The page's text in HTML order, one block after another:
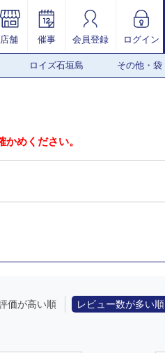
店舗 催事 会員登録 ログイン
ロイズ石垣島 その他・袋
めください。
価が高い順 レビュー数が多い順